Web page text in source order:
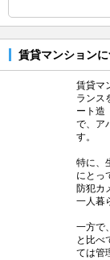
賃貸マンション
賃貸マ
ランス
ート造
で、ア
す。
特に、
にとっ
防犯カ
一人暮
一方で
と比べ
ては管